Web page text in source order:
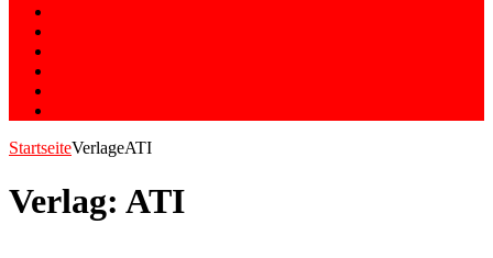
StartseiteVerlageATI
Verlag: ATI